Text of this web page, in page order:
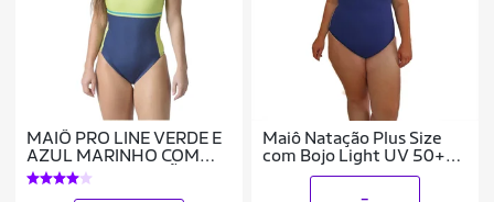
MAIÔ PRO LINE VERDE E
AZUL MARINHO COM
FORRO E PROTEÇÃO UV
50+ KAUNA
Maiô Natação Plus Size
com Bojo Light UV 50+
Azul Marinho